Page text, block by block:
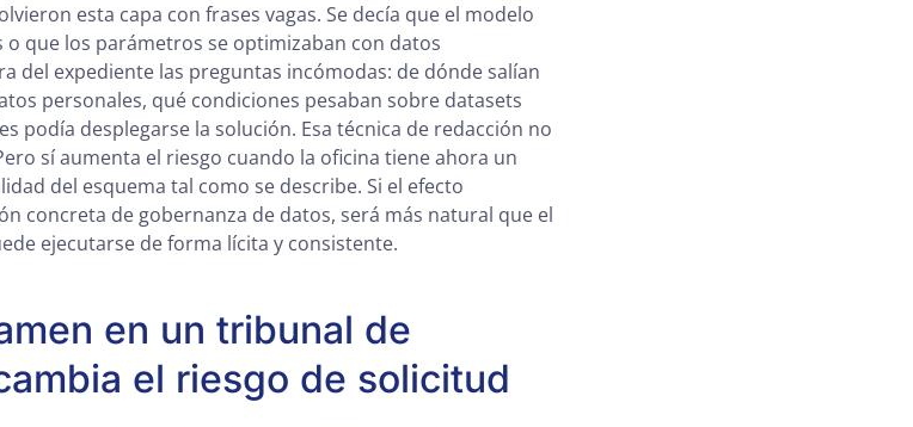
esta capa con frases vagas. Se decía que el modelo
que los parámetros se optimizaban con datos
del expediente las preguntas incómodas: de dónde salían
personales, qué condiciones pesaban sobre datasets
podía desplegarse la solución. Esa técnica de redacción no
sí aumenta el riesgo cuando la oficina tiene ahora un
del esquema tal como se describe. Si el efecto
concreta de gobernanza de datos, será más natural que el
ejecutarse de forma lícita y consistente.
en un tribunal de
el riesgo de solicitud